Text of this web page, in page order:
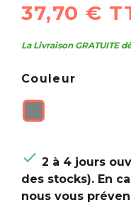
37,70 €
La Livraison GRATUITE
Couleur
 2 à 4 jours
des stocks). En
nous vous